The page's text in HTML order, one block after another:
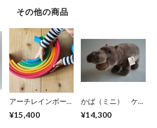
その他の商品
アーチレインボー
大
¥15,400
かば（ミニ） ケー
セン社
¥14,300